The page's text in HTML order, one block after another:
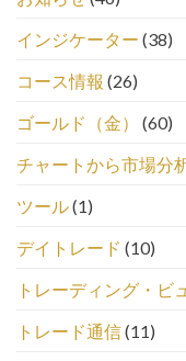
インジケーター (38)
コース情報 (26)
ゴールド（金）
(60)
チャートから市場分
ツール(1)
デイトレード (10)
トレーディング・ビ
トレード通信(11)